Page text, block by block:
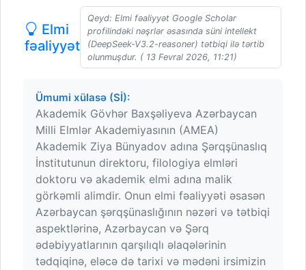
Elmi
fəaliyyət
Qeyd: Elmi fəaliyyət Google Scholar
profilindəki nəşrlər əsasında süni intellekt
(DeepSeek-V3.2-reasoner) tətbiqi ilə tərtib
olunmuşdur. ( 13 Fevral 2026, 11:21)
Ümumi xülasə (Sİ):
Akademik Gövhər Baxşəliyeva Azərbaycan
Milli Elmlər Akademiyasının (AMEA)
Akademik Ziya Bünyadov adına Şərqşünaslıq
İnstitutunun direktoru, filologiya elmləri
doktoru və akademik elmi adına malik
görkəmli alimdir. Onun elmi fəaliyyəti əsasən
Azərbaycan şərqşünaslığının nəzəri və tətbiqi
aspektlərinə, Azərbaycan və Şərq
ədəbiyyatlarının qarşılıqlı əlaqələrinin
tədqiqinə, eləcə də tarixi və mədəni irsimizin